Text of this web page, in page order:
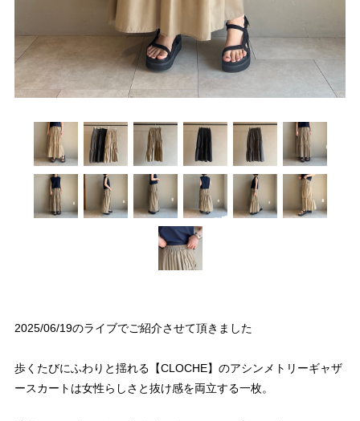
2025/06/19のライブでご紹介させて頂きました
歩くたびにふわりと揺れる【CLOCHE】のアシンメトリーギャザ
ースカートは女性らしさと抜け感を両立する一枚。